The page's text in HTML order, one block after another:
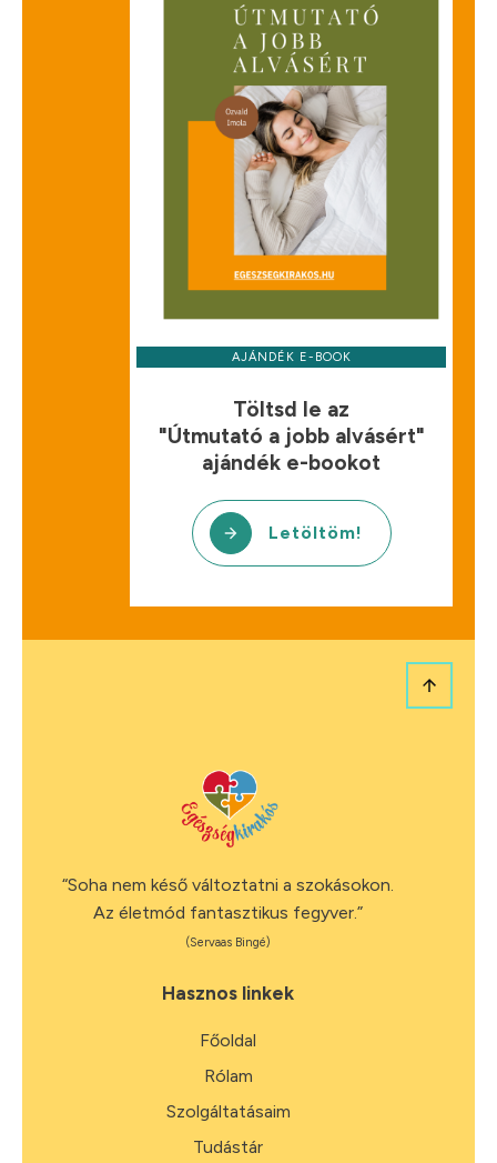
AJÁNDÉK E-BOOK
Töltsd le az
"Útmutató a jobb alvásért"
ajándék e-bookot
Letöltöm!
“Soha nem késő változtatni a szokásokon.
Az életmód fantasztikus fegyver.”
(Servaas Bingé)
Hasznos linkek
Főoldal
Rólam
Szolgáltatásaim
Tudástár